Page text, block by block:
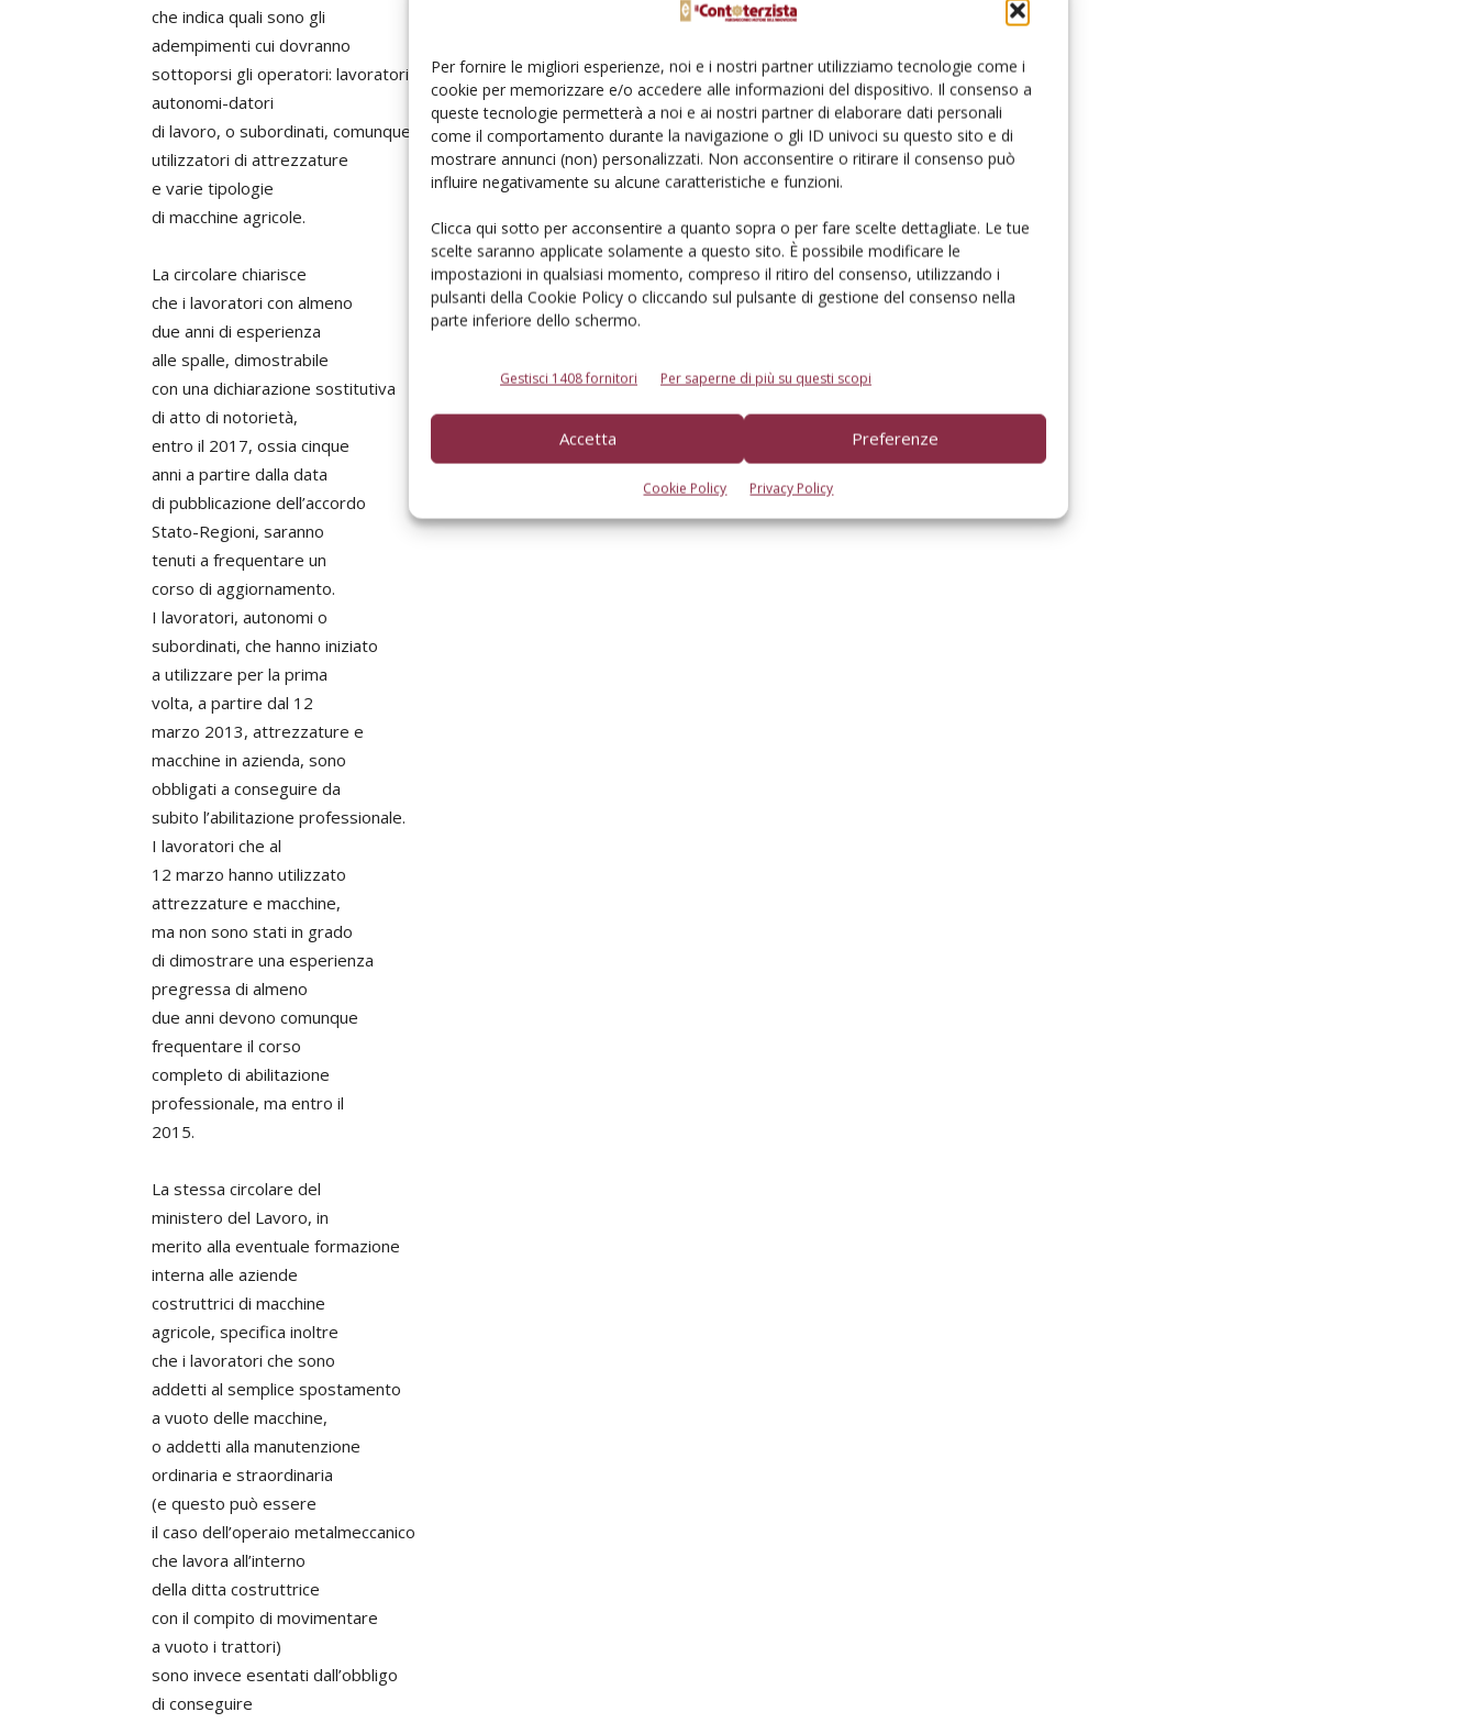
Per fornire le migliori esperienze, noi e i nostri partner utilizziamo tecnologie come i
cookie per memorizzare e/o accedere alle informazioni del dispositivo. Il consenso a
queste tecnologie permetterà a noi e ai nostri partner di elaborare dati personali
come il comportamento durante la navigazione o gli ID univoci su questo sito e di
mostrare annunci (non) personalizzati. Non acconsentire o ritirare il consenso può
influire negativamente su alcune caratteristiche e funzioni.
Clicca qui sotto per acconsentire a quanto sopra o per fare scelte dettagliate. Le tue
scelte saranno applicate solamente a questo sito. È possibile modificare le
impostazioni in qualsiasi momento, compreso il ritiro del consenso, utilizzando i
pulsanti della Cookie Policy o cliccando sul pulsante di gestione del consenso nella
parte inferiore dello schermo.
Gestisci 1408 fornitori Per saperne di più su questi scopi
Accetta Preferenze
Cookie Policy Privacy Policy
che indica quali sono gli
adempimenti cui dovranno
sottoporsi gli operatori: lavoratori
autonomi-datori
di lavoro, o subordinati, comunque
utilizzatori di attrezzature
e varie tipologie
di macchine agricole.
La circolare chiarisce
che i lavoratori con almeno
due anni di esperienza
alle spalle, dimostrabile
con una dichiarazione sostitutiva
di atto di notorietà,
entro il 2017, ossia cinque
anni a partire dalla data
di pubblicazione dell’accordo
Stato-Regioni, saranno
tenuti a frequentare un
corso di aggiornamento.
I lavoratori, autonomi o
subordinati, che hanno iniziato
a utilizzare per la prima
volta, a partire dal 12
marzo 2013, attrezzature e
macchine in azienda, sono
obbligati a conseguire da
subito l’abilitazione professionale.
I lavoratori che al
12 marzo hanno utilizzato
attrezzature e macchine,
ma non sono stati in grado
di dimostrare una esperienza
pregressa di almeno
due anni devono comunque
frequentare il corso
completo di abilitazione
professionale, ma entro il
2015.
La stessa circolare del
ministero del Lavoro, in
merito alla eventuale formazione
interna alle aziende
costruttrici di macchine
agricole, specifica inoltre
che i lavoratori che sono
addetti al semplice spostamento
a vuoto delle macchine,
o addetti alla manutenzione
ordinaria e straordinaria
(e questo può essere
il caso dell’operaio metalmeccanico
che lavora all’interno
della ditta costruttrice
con il compito di movimentare
a vuoto i trattori)
sono invece esentati dall’obbligo
di conseguire